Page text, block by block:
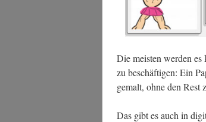
Die meis­ten wer­den
zu beschäf­ti­gen: Ein
gemalt, ohne den Rest
Das gibt es auch in